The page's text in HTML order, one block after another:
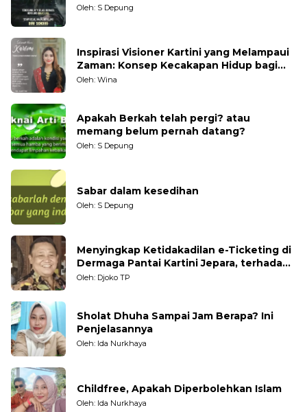
Oleh: S Depung
Inspirasi Visioner Kartini yang Melampaui
Zaman: Konsep Kecakapan Hidup bagi
Generasi Muda
Oleh: Wina
Apakah Berkah telah pergi? atau
memang belum pernah datang?
Oleh: S Depung
Sabar dalam kesedihan
Oleh: S Depung
Menyingkap Ketidakadilan e-Ticketing di
Dermaga Pantai Kartini Jepara, terhadap
Nelayan Tradisional
Oleh: Djoko TP
Sholat Dhuha Sampai Jam Berapa? Ini
Penjelasannya
Oleh: Ida Nurkhaya
Childfree, Apakah Diperbolehkan Islam
Oleh: Ida Nurkhaya